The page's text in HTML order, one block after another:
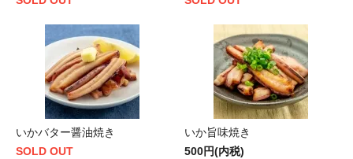
いかバター醤油焼き
SOLD OUT
いか旨味焼き
500円(内税)